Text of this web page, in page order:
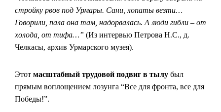
стройку рвов под Урмары. Сани, лопаты везти…
Говорили, пала она там, надорвалась. А люди гибли – от
холода, от тифа…” (Из интервью Петрова Н.С., д.
Челкасы, архив Урмарского музея).
Этот масштабный трудовой подвиг в тылу был
прямым воплощением лозунга “Все для фронта, все для
Победы!”.